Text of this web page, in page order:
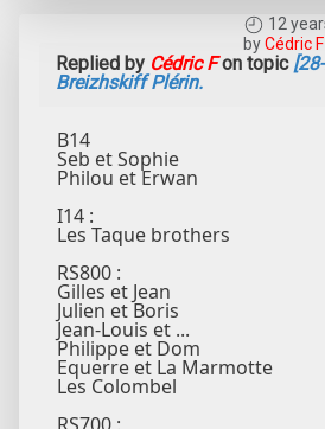
12
byCédric F
Replied by Cédric Fon topic
Breizhskiff Plérin.
B14
Seb et Sophie
Philou et Erwan
I14 :
Les Taque brothers
RS800 :
Gilles et Jean
Julien et Boris
Jean-Louis et ...
Philippe et Dom
Equerre et La Marmotte
Les Colombel